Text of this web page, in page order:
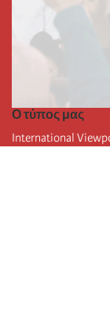
Ο τύπος μας
International